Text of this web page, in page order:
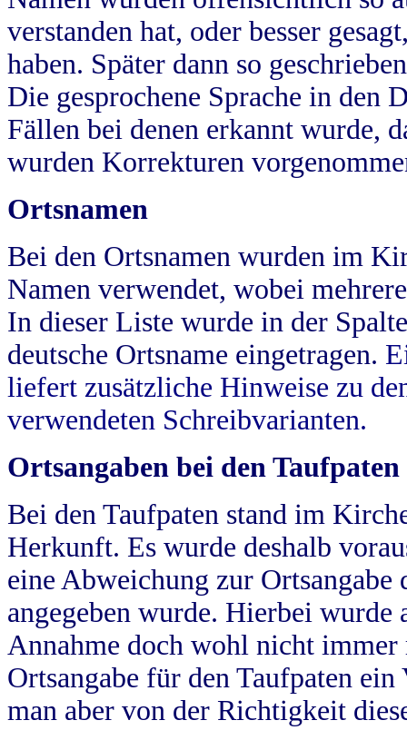
verstanden hat, oder besser
haben. Später dann so
Die gesprochene Sprache in
Fällen bei denen erkannt wurde,
wurden Korrekturen
Ortsnamen
Bei den Ortsnamen wurden im
Namen verwendet, wobei
In dieser Liste wurde in der
deutsche Ortsname eingetragen.
liefert zusätzliche Hinweise zu
verwendeten Schreibvarianten.
Ortsangaben bei den Taufpaten
Bei den Taufpaten stand im
Herkunft. Es wurde deshalb
eine Abweichung zur
angegeben wurde. Hierbei wurde
Annahme doch wohl nicht
Ortsangabe für den Taufpaten
man aber von der Richtigkeit